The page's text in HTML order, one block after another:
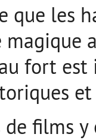
que les
fort
de films